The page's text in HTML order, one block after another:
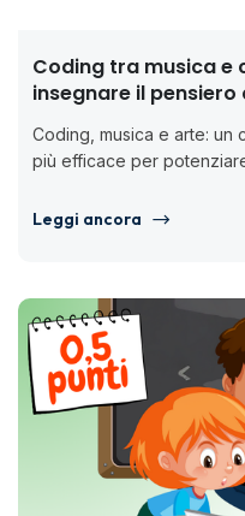
Coding tra musica e
insegnare il
Coding, musica e arte: un
più efficace per
Leggi ancora